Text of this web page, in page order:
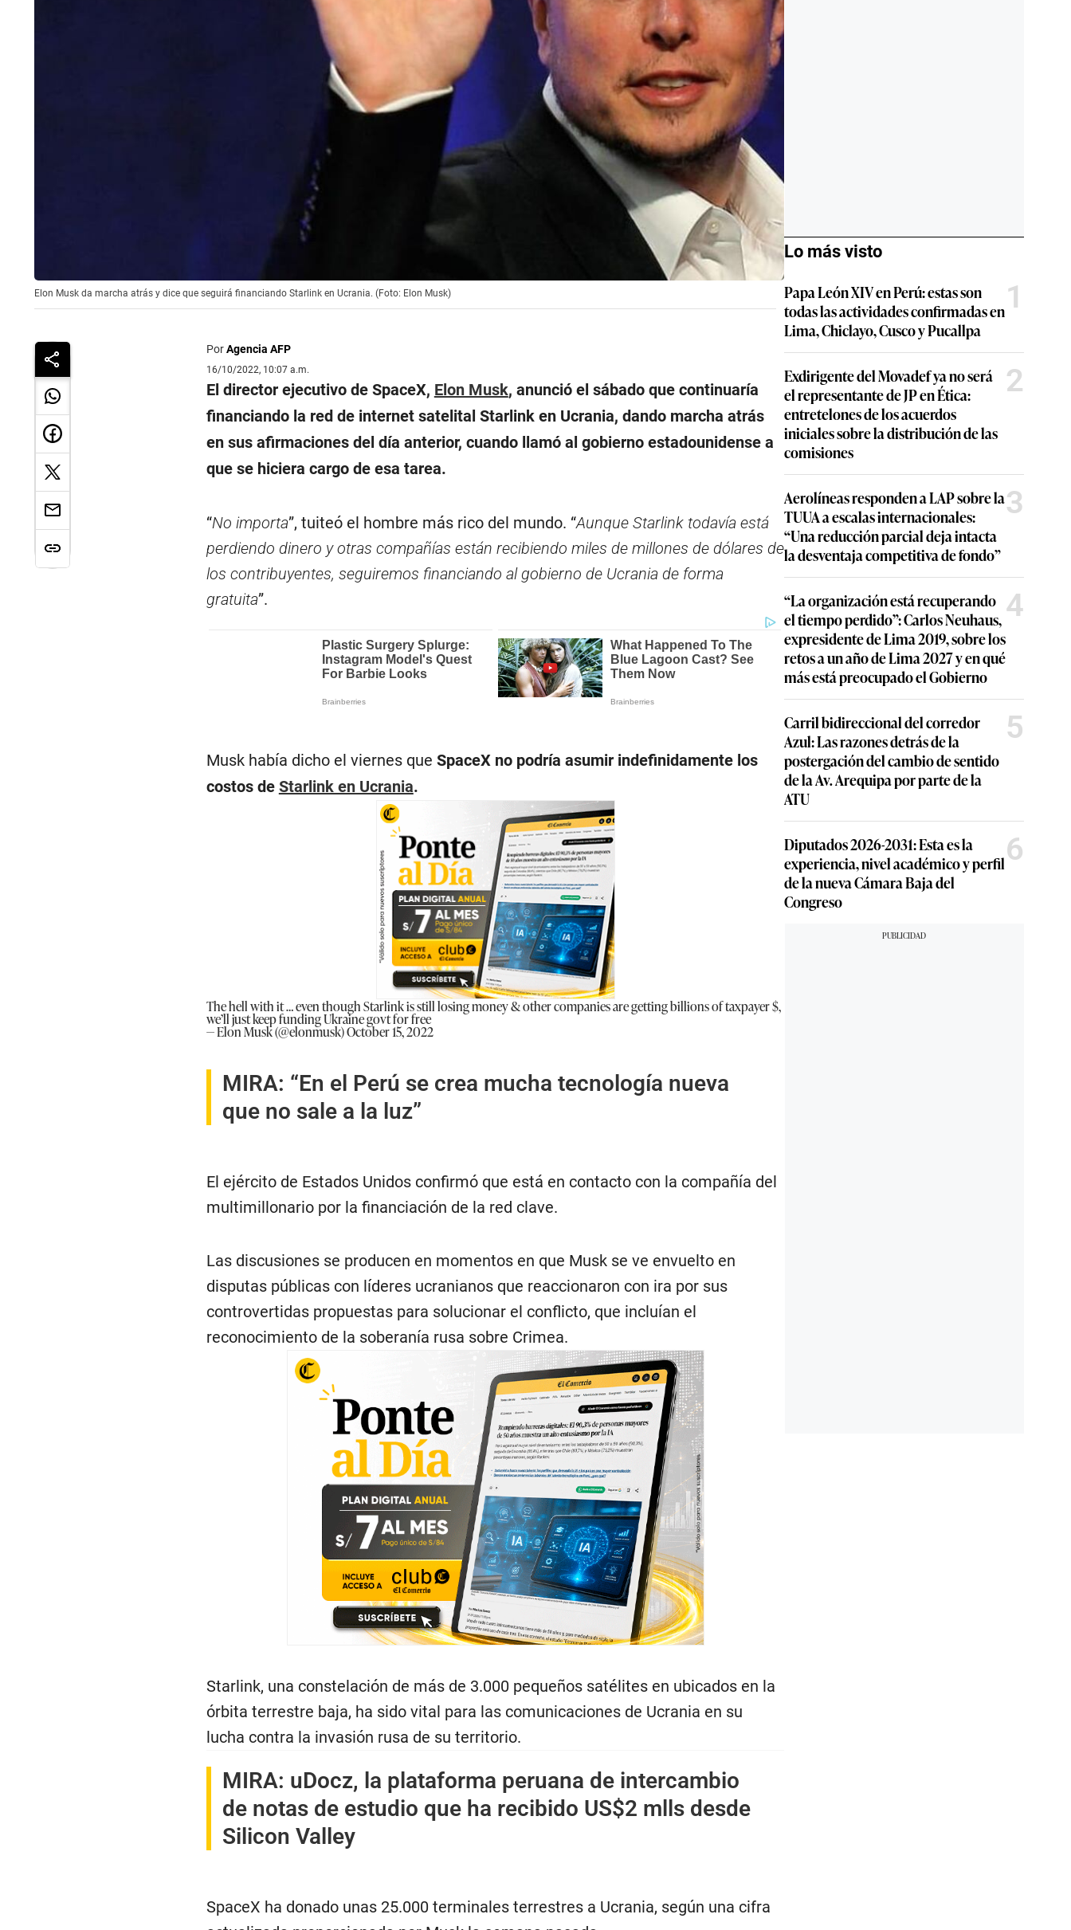
Elon Musk da marcha atrás y dice que seguirá financiando Starlink en Ucrania. (Foto: Elon Musk)
PorAgencia AFP
16/10/2022, 10:07 a.m.
El director ejecutivo de SpaceX, Elon Musk, anunció el sábado que continuaría
financiando la red de internet satelital Starlink en Ucrania, dando marcha atrás
en sus afirmaciones del día anterior, cuando llamó al gobierno estadounidense a
que se hiciera cargo de esa tarea.
“No importa”, tuiteó el hombre más rico del mundo. “Aunque Starlink todavía está
perdiendo dinero y otras compañías están recibiendo miles de millones de dólares de
los contribuyentes, seguiremos financiando al gobierno de Ucrania de forma
gratuita”.
Musk había dicho el viernes que SpaceX no podría asumir indefinidamente los
costos de Starlink en Ucrania.
The hell with it … even though Starlink is still losing money & other companies are getting billions of taxpayer $,
we’ll just keep funding Ukraine govt for free
— Elon Musk (@elonmusk)October 15, 2022
MIRA: “En el Perú se crea mucha tecnología nueva
que no sale a la luz”
El ejército de Estados Unidos confirmó que está en contacto con la compañía del
multimillonario por la financiación de la red clave.
Las discusiones se producen en momentos en que Musk se ve envuelto en
disputas públicas con líderes ucranianos que reaccionaron con ira por sus
controvertidas propuestas para solucionar el conflicto, que incluían el
reconocimiento de la soberanía rusa sobre Crimea.
Starlink, una constelación de más de 3.000 pequeños satélites en ubicados en la
órbita terrestre baja, ha sido vital para las comunicaciones de Ucrania en su
lucha contra la invasión rusa de su territorio.
MIRA: uDocz, la plataforma peruana de intercambio
de notas de estudio que ha recibido US$2 mlls desde
Silicon Valley
SpaceX ha donado unas 25.000 terminales terrestres a Ucrania, según una cifra
Lo más visto
Papa León XIV en Perú: estas son
todas las actividades confirmadas en
Lima, Chiclayo, Cusco y Pucallpa
1
Exdirigente del Movadef ya no será
el representante de JP en Ética:
entretelones de los acuerdos
iniciales sobre la distribución de las
comisiones
2
Aerolíneas responden a LAP sobre la
TUUA a escalas internacionales:
“Una reducción parcial deja intacta
la desventaja competitiva de fondo”
3
“La organización está recuperando
el tiempo perdido”: Carlos Neuhaus,
expresidente de Lima 2019, sobre los
retos a un año de Lima 2027 y en qué
más está preocupado el Gobierno
4
Carril bidireccional del corredor
Azul: Las razones detrás de la
postergación del cambio de sentido
de la Av. Arequipa por parte de la
ATU
5
Diputados 2026-2031: Esta es la
experiencia, nivel académico y perfil
de la nueva Cámara Baja del
Congreso
6